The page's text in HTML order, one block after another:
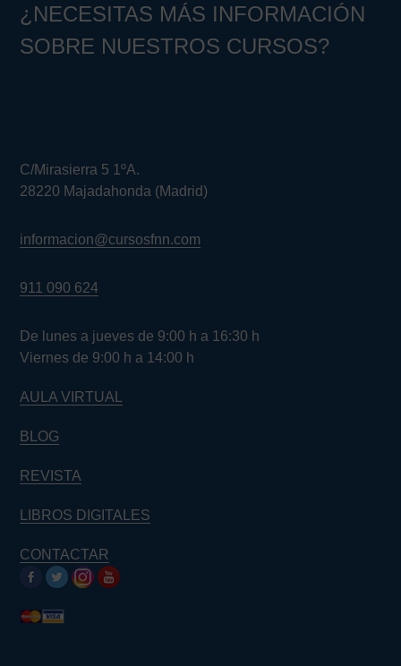
¿NECESITAS MÁS INFORMACIÓN
SOBRE NUESTROS CURSOS?
C/Mirasierra 5 1ºA.
28220 Majadahonda (Madrid)
informacion@cursosfnn.com
911 090 624
De lunes a jueves de 9:00 h a 16:30 h
Viernes de 9:00 h a 14:00 h
AULA VIRTUAL
BLOG
REVISTA
LIBROS DIGITALES
CONTACTAR